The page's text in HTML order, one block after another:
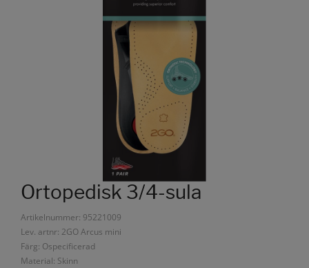
Ortopedisk 3/4-sula
Artikelnummer: 95221009
Lev. artnr: 2GO Arcus mini
Färg: Ospecificerad
Material: Skinn